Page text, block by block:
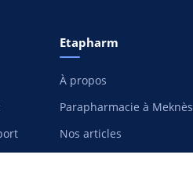
Etapharm
À propos
Parapharmacie à Meknès
Nos articles